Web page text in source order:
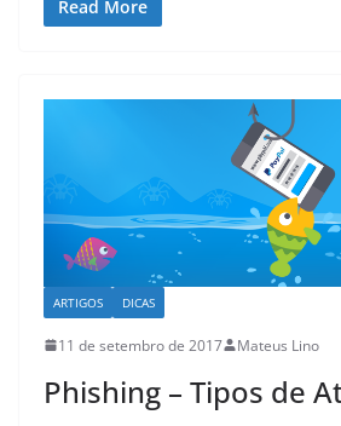
Read More
ARTIGOS DICAS
11 de setembro de 2017 Mateus Lino
Phishing – Tipos de